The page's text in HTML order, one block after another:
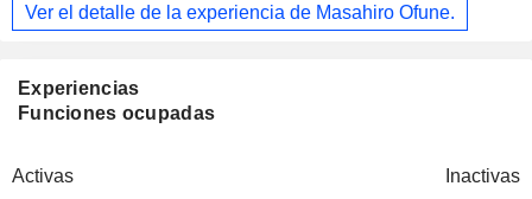
Ver el detalle de la experiencia de Masahiro Ofune.
Experiencias
Funciones ocupadas
Activas Inactivas